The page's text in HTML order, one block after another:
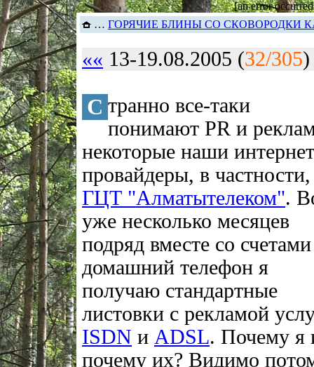
[an error
… ГОРЯЧИЕ БЛИНЫ СО СКОВОРОДКИ
«« 13-19.08.2005 (32/305
С транно все-таки
понимают PR и
некоторые наши
провайдеры, в частности,
ГЦТ "Алматытелеком".
уже несколько месяцев
подряд вместе со счетами
домашний телефон я
получаю стандартные
листовки с рекламой
ISDN и ADSL. Почему я
почему их? Видимо